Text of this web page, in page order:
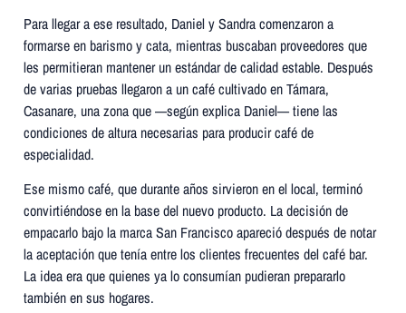
Para llegar a ese resultado, Daniel y Sandra comenzaron a
formarse en barismo y cata, mientras buscaban proveedores que
les permitieran mantener un estándar de calidad estable. Después
de varias pruebas llegaron a un café cultivado en Támara,
Casanare, una zona que —según explica Daniel— tiene las
condiciones de altura necesarias para producir café de
especialidad.
Ese mismo café, que durante años sirvieron en el local, terminó
convirtiéndose en la base del nuevo producto. La decisión de
empacarlo bajo la marca San Francisco apareció después de notar
la aceptación que tenía entre los clientes frecuentes del café bar.
La idea era que quienes ya lo consumían pudieran prepararlo
también en sus hogares.